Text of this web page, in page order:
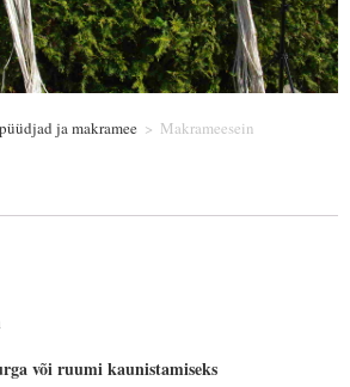
ja makramee > Makrameesein
või ruumi kaunistamiseks